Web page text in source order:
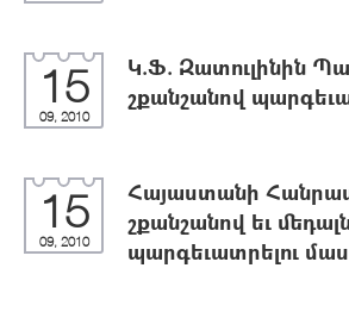
15
09, 2010
Կ.Ֆ. Զատուլինին
շքանշանով
15
09, 2010
Հայաստանի
շքանշանով եւ
պարգեւատրելու